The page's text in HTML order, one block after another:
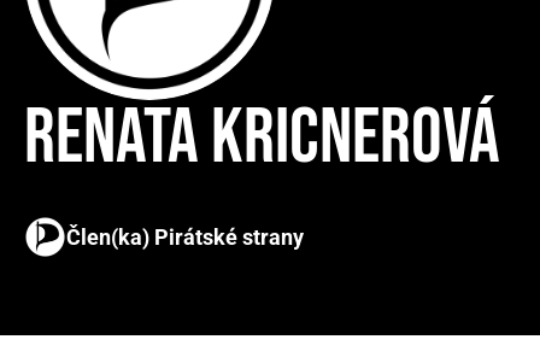
Renata Kricnerová
Člen(ka) Pirátské strany